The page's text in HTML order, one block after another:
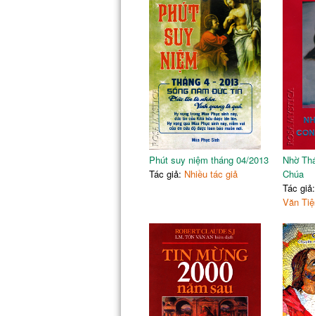
Phút suy niệm tháng 04/2013
Tác giả: Nhiều tác giả
Nhờ
Chúa
Tác giả:
Văn